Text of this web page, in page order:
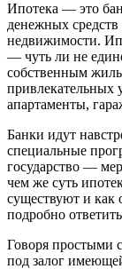
Ипотека — это
денежных
недвижимости.
— чуть ли не
собственным
привлекательных
апартаменты,
Банки идут
специальные
государство —
чем же суть
существуют и как
подробно
Говоря простыми
под залог